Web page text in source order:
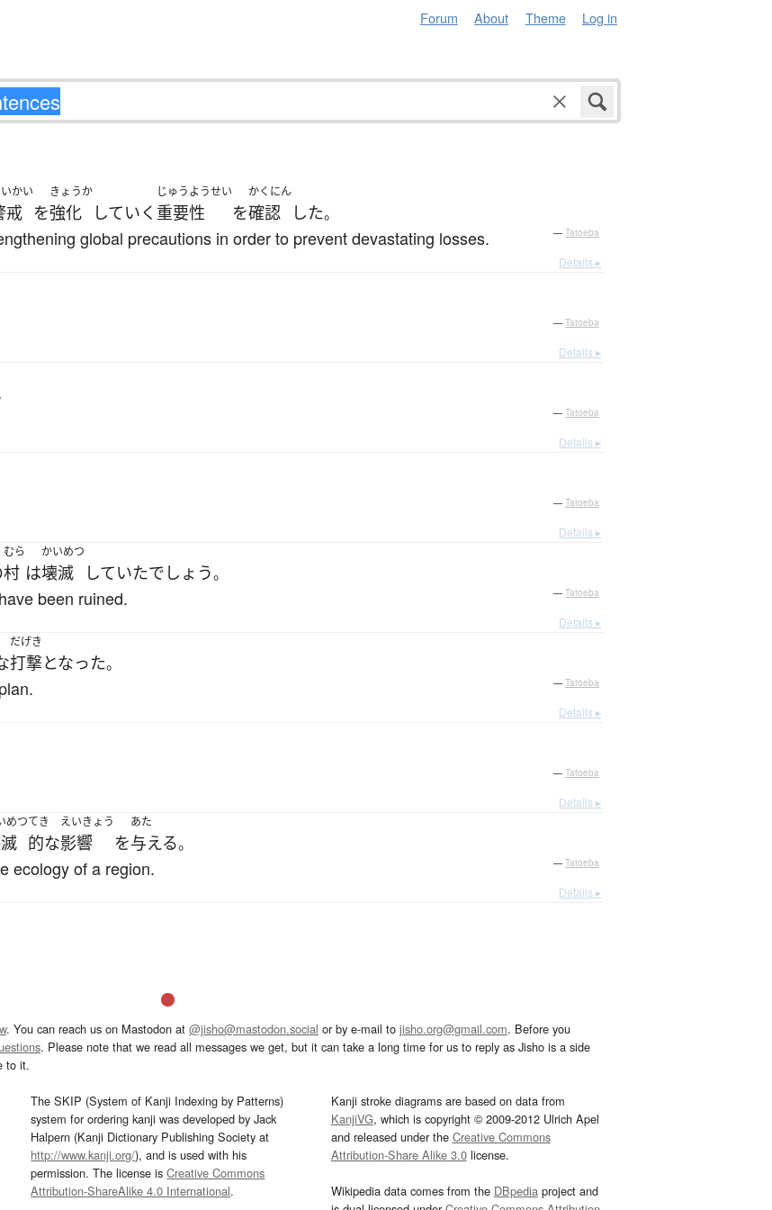
Forum About Theme Log in
かい
戒 を
きょうか
強化 していく
じゅうようせい
重要性 を
かくにん
確認 した。
global precautions in order to prevent devastating losses. — Tatoeba
Details ▸
— Tatoeba
Details ▸
— Tatoeba
Details ▸
— Tatoeba
Details ▸
むら
村 は
かいめつ
壊滅 していたでしょう。
been ruined. — Tatoeba
Details ▸
だげき
打撃となった。
— Tatoeba
Details ▸
— Tatoeba
Details ▸
めつてき
的な
えいきょう
影響 を
あた
与える。
ecology of a region. — Tatoeba
Details ▸
. You can reach us on Mastodon at @jisho@mastodon.social or by e-mail to jisho.org@gmail.com. Before you
. Please note that we read all messages we get, but it can take a long time for us to reply as Jisho is a side
to it.
The SKIP (System of Kanji Indexing by Patterns)
system for ordering kanji was developed by Jack
Halpern (Kanji Dictionary Publishing Society at
http://www.kanji.org/), and is used with his
permission. The license isCreative Commons
Attribution-ShareAlike 4.0 International.
Kanji stroke diagrams are based on data from
KanjiVG, which is copyright © 2009-2012 Ulrich Apel
and released under the Creative Commons
Attribution-Share Alike 3.0license.
Wikipedia data comes from the DBpediaproject and